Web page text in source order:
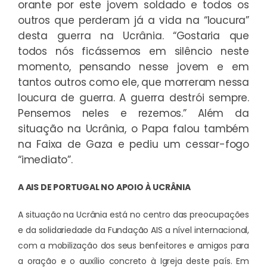
orante por este jovem soldado e todos os
outros que perderam já a vida na “loucura”
desta guerra na Ucrânia. “Gostaria que
todos nós ficássemos em silêncio neste
momento, pensando nesse jovem e em
tantos outros como ele, que morreram nessa
loucura de guerra. A guerra destrói sempre.
Pensemos neles e rezemos.” Além da
situação na Ucrânia, o Papa falou também
na Faixa de Gaza e pediu um cessar-fogo
“imediato”.
A AIS DE PORTUGAL NO APOIO À UCRÂNIA
A situação na Ucrânia está no centro das preocupações
e da solidariedade da Fundação AIS a nível internacional,
com a mobilização dos seus benfeitores e amigos para
a oração e o auxílio concreto à Igreja deste país. Em